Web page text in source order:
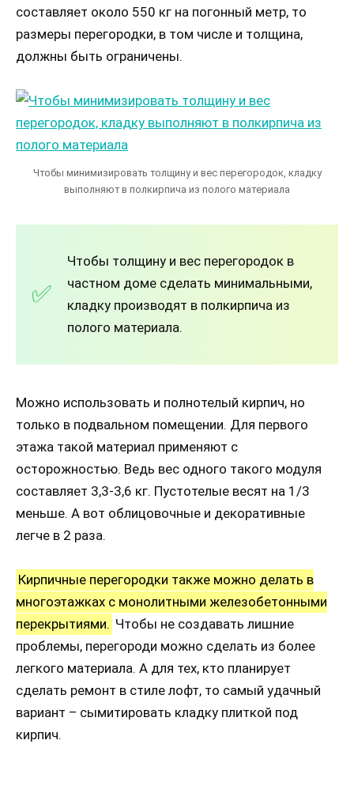
составляет около 550 кг на погонный метр, то
размеры перегородки, в том числе и толщина,
должны быть ограничены.
Чтобы минимизировать толщину и вес перегородок, кладку
выполняют в полкирпича из полого материала
Чтобы толщину и вес перегородок в
частном доме сделать минимальными,
кладку производят в полкирпича из
полого материала.
Можно использовать и полнотелый кирпич, но
только в подвальном помещении. Для первого
этажа такой материал применяют с
осторожностью. Ведь вес одного такого модуля
составляет 3,3-3,6 кг. Пустотелые весят на 1/3
меньше. А вот облицовочные и декоративные
легче в 2 раза.
Кирпичные перегородки также можно делать в
многоэтажках с монолитными железобетонными
перекрытиями. Чтобы не создавать лишние
проблемы, перегороди можно сделать из более
легкого материала. А для тех, кто планирует
сделать ремонт в стиле лофт, то самый удачный
вариант – сымитировать кладку плиткой под
кирпич.